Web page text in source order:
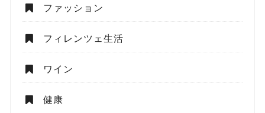
ファッション
フィレンツェ生活
ワイン
健康